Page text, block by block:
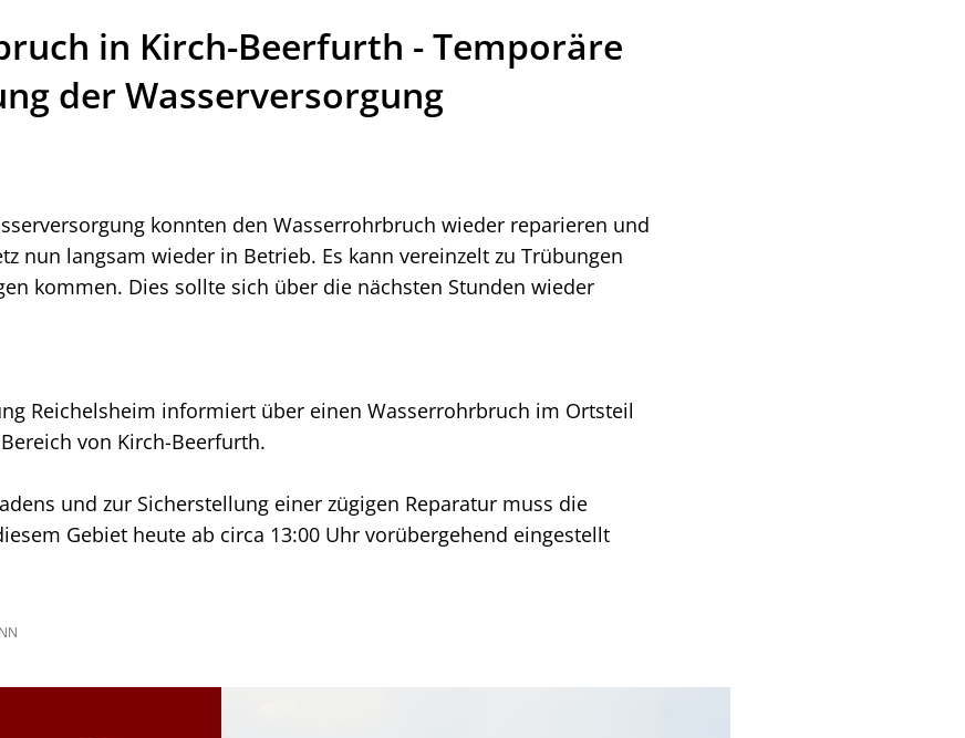
in Kirch-Beerfurth - Temporäre
der Wasserversorgung
konnten den Wasserrohrbruch wieder reparieren und
nun langsam wieder in Betrieb. Es kann vereinzelt zu Trübungen
kommen. Dies sollte sich über die nächsten Stunden wieder
Reichelsheim informiert über einen Wasserrohrbruch im Ortsteil
von Kirch-Beerfurth.
und zur Sicherstellung einer zügigen Reparatur muss die
Gebiet heute ab circa 13:00 Uhr vorübergehend eingestellt